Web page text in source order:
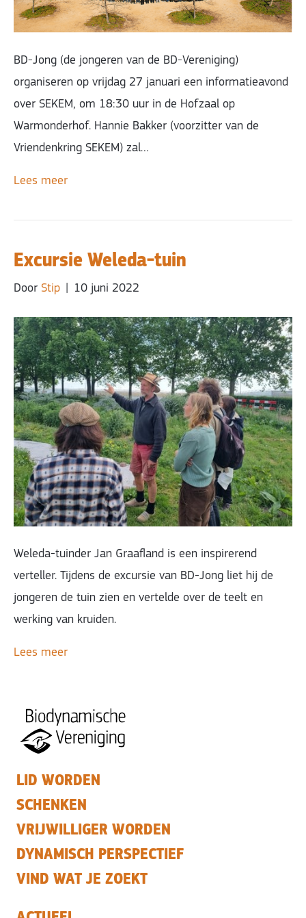
BD-Jong (de jongeren van de BD-Vereniging)
organiseren op vrijdag 27 januari een informatieavond
over SEKEM, om 18:30 uur in de Hofzaal op
Warmonderhof. Hannie Bakker (voorzitter van de
Vriendenkring SEKEM) zal…
Lees meer
Excursie Weleda-tuin
Door Stip 10 juni 2022
Weleda-tuinder Jan Graafland is een inspirerend
verteller. Tijdens de excursie van BD-Jong liet hij de
jongeren de tuin zien en vertelde over de teelt en
werking van kruiden.
Lees meer
LID WORDEN
SCHENKEN
VRIJWILLIGER WORDEN
DYNAMISCH PERSPECTIEF
VIND WAT JE ZOEKT